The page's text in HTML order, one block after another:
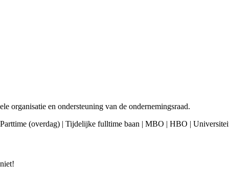
organisatie en ondersteuning van de ondernemingsraad.
(overdag) | Tijdelijke fulltime baan | MBO | HBO |